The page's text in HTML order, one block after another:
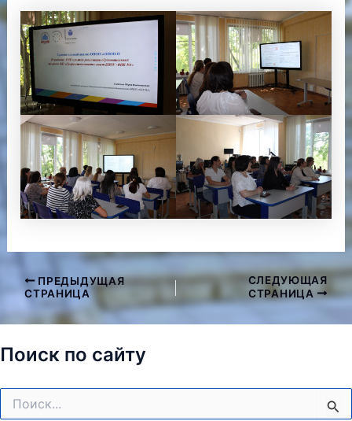
Навигация
записям
ПРЕДЫДУЩАЯ
СТРАНИЦА
СЛЕДУЮЩАЯ
СТРАНИЦА
Поиск по сайту